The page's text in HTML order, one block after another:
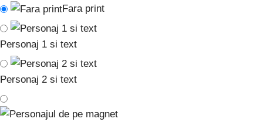
Fara print
Personaj 1 si text
Personaj 2 si text